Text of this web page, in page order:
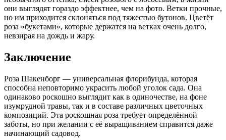
они выглядят гораздо эффектнее, чем на фото. Ветки прочные,
но им приходится склоняться под тяжестью бутонов. Цветёт
роза «букетами», которые держатся на ветках очень долго,
невзирая на дождь и жару.
Заключение
Роза Шакенборг — универсальная флорибунда, которая
способна неповторимо украсить любой уголок сада. Она
одинаково роскошно выглядит как в одиночестве, на фоне
изумрудной травы, так и в составе различных цветочных
композиций. Эта роскошная роза требует определённой
заботы, но при желании с её выращиванием справится даже
начинающий садовод.